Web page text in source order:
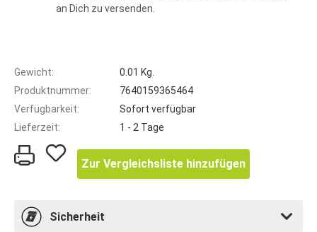
an Dich zu versenden.
Gewicht:
0.01 Kg.
Produktnummer:
7640159365464
Verfügbarkeit:
Sofort verfügbar
Lieferzeit:
1 - 2 Tage
Zur Vergleichsliste hinzufügen
Sicherheit